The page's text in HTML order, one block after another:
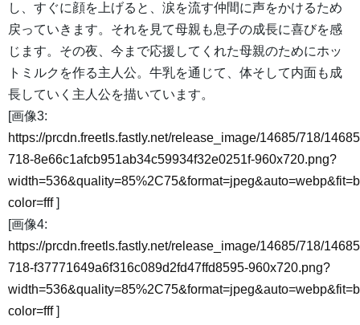
し、すぐに顔を上げると、涙を流す仲間に声をかけるため
戻っていきます。それを見て母親も息子の成長に喜びを感
じます。その夜、今まで応援してくれた母親のためにホッ
トミルクを作る主人公。牛乳を通じて、体そして内面も成
長していく主人公を描いています。
[画像3:
https://prcdn.freetls.fastly.net/release_image/14685/718/
718-8e66c1afcb951ab34c59934f32e0251f-960x720.png?
color=fff]
[画像4:
https://prcdn.freetls.fastly.net/release_image/14685/718/
718-f37771649a6f316c089d2fd47ffd8595-960x720.png?
color=fff]